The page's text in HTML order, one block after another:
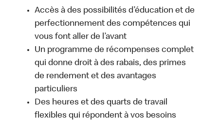
Accès à des possibilités d’éducation et de
perfectionnement des compétences qui
vous font aller de l’avant
Un programme de récompenses complet
qui donne droit à des rabais, des primes
de rendement et des avantages
particuliers
Des heures et des quarts de travail
flexibles qui répondent à vos besoins